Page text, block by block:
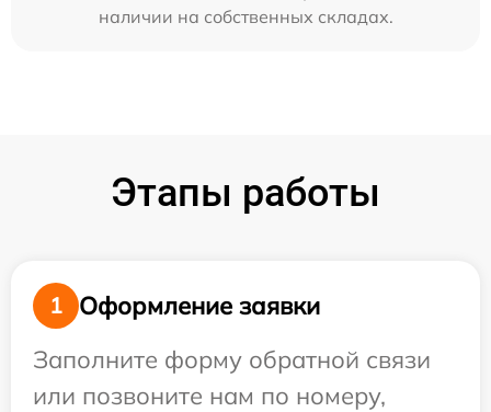
наличии на собственных складах.
Этапы работы
1
Оформление заявки
Заполните форму обратной связи
или позвоните нам по номеру,